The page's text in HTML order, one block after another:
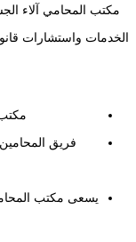
مكتب المحامي آلاء
الخدمات واستشارات
فريق
يسعى مكتب